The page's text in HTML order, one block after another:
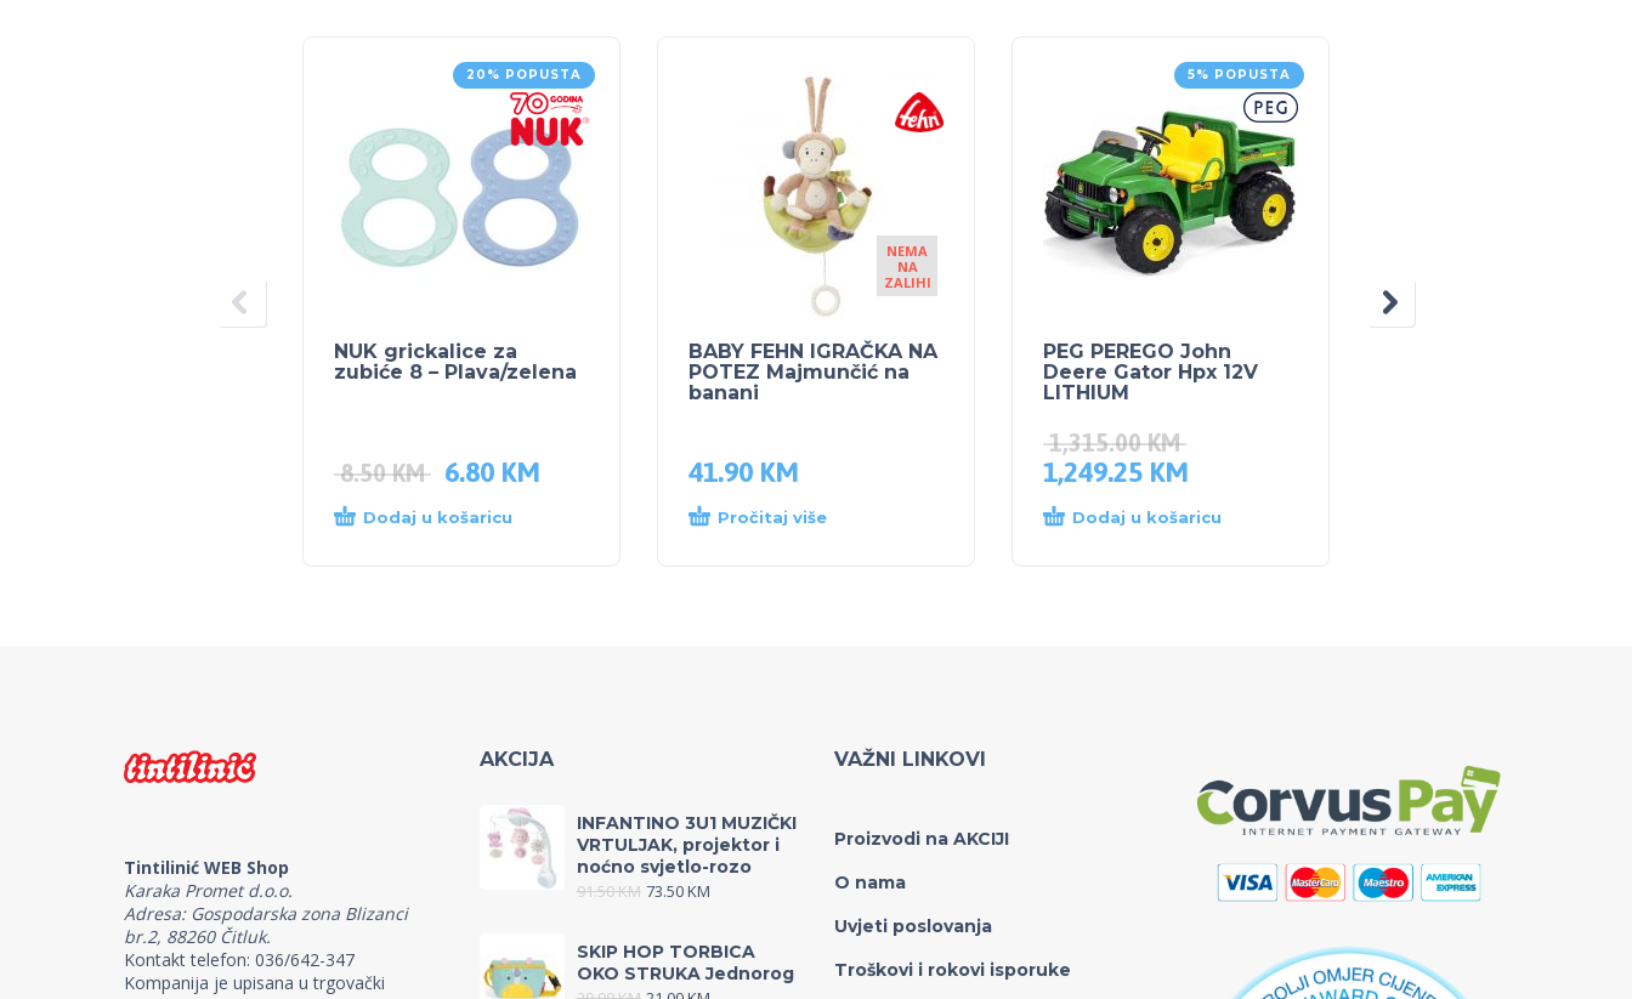
20% POPUSTA
NUK grickalice za
zubiće 8 – Plava/zelena
8.50KM 6.80 KM
Dodaj u košaricu
NEMA
NA
ZALIHI
BABY FEHN IGRAČKA NA
POTEZ Majmunčić na
banani
41.90 KM
Pročitaj više
5% POPUSTA
PEG PEREGO John
Deere Gator Hpx 12V
LITHIUM
1,315.00KM
1,249.25 KM
Dodaj u košaricu
Tintilinić WEB Shop
Karaka Promet d.o.o.
Adresa: Gospodarska zona Blizanci
br.2, 88260 Čitluk.
Kontakt telefon: 036/642-347
Kompanija je upisana u trgovački
AKCIJA
INFANTINO 3U1 MUZIČKI
VRTULJAK, projektor i
noćno svjetlo-rozo
91.50KM 73.50KM
SKIP HOP TORBICA
OKO STRUKA Jednorog
VAŽNI LINKOVI
Proizvodi na AKCIJI
O nama
Uvjeti poslovanja
Troškovi i rokovi isporuke